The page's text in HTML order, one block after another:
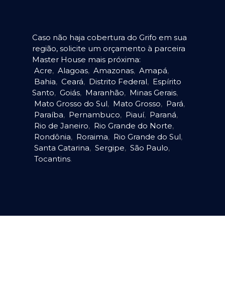
Caso não haja cobertura do Grifo em sua
região, solicite um orçamento à parceira
Master House mais próxima:
Acre, Alagoas, Amazonas, Amapá,
Bahia, Ceará, Distrito Federal, Espírito
Santo, Goiás, Maranhão, Minas Gerais,
Mato Grosso do Sul, Mato Grosso, Pará,
Paraíba, Pernambuco, Piauí, Paraná,
Rio de Janeiro, Rio Grande do Norte,
Rondônia, Roraima, Rio Grande do Sul,
Santa Catarina, Sergipe, São Paulo,
Tocantins.